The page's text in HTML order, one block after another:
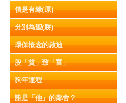
信是有緣(原)
分別為聖(勝)
環保概念的啟迪
脫「貧」致「富」
狗年運程
誰是「他」的鄰舍？